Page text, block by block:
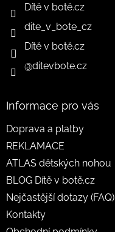
Dítě v botě.cz
dite_v_bote_cz
Dítě v botě.cz
@ditevbote.cz
Informace pro vás
Doprava a platby
REKLAMACE
ATLAS dětských nohou
BLOG Dítě v botě.cz
Nejčastější dotazy (FAQ)
Kontakty